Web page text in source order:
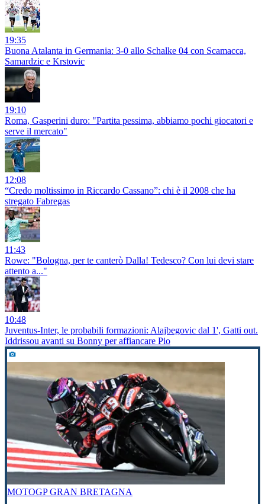
19:35
Buona Atalanta in Germania: 3-0 allo Schalke 04 con Scamacca,
Samardzic e Krstovic
19:10
Roma, Gasperini duro: "Partita pessima, abbiamo pochi giocatori e
serve il mercato"
12:08
“Credo moltissimo in Riccardo Cassano”: chi è il 2008 che ha
stregato Fabregas
11:43
Rowe: "Bologna, per te canterò Dalla! Tedesco? Con lui devi stare
attento a..."
10:48
Juventus-Inter, le probabili formazioni: Alajbegovic dal 1', Gatti out.
Iddrissou avanti su Bonny per affiancare Pio
MOTOGP GRAN BRETAGNA